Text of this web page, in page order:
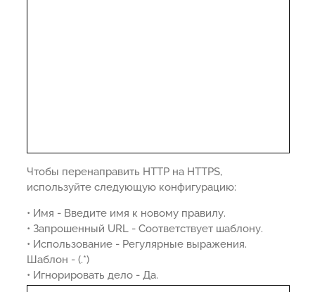
Чтобы перенаправить HTTP на HTTPS,
используйте следующую конфигурацию:
• Имя - Введите имя к новому правилу.
• Запрошенный URL - Соответствует шаблону.
• Использование - Регулярные выражения.
Шаблон - (.*)
• Игнорировать дело - Да.